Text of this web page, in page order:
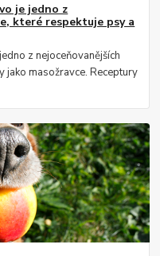
je jedno z
které respektuje psy a
z nejoceňovanějších
jako masožravce. Receptury